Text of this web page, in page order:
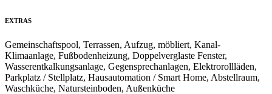
EXTRAS
Gemeinschaftspool, Terrassen, Aufzug, möbliert, Kanal-
Klimaanlage, Fußbodenheizung, Doppelverglaste Fenster,
Wasserentkalkungsanlage, Gegensprechanlagen, Elektrorollläden,
Parkplatz / Stellplatz, Hausautomation / Smart Home, Abstellraum,
Waschküche, Natursteinboden, Außenküche